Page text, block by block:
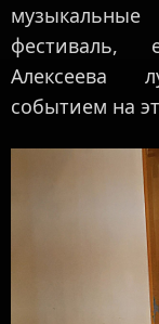
фестиваль,
Алексеева
событием на